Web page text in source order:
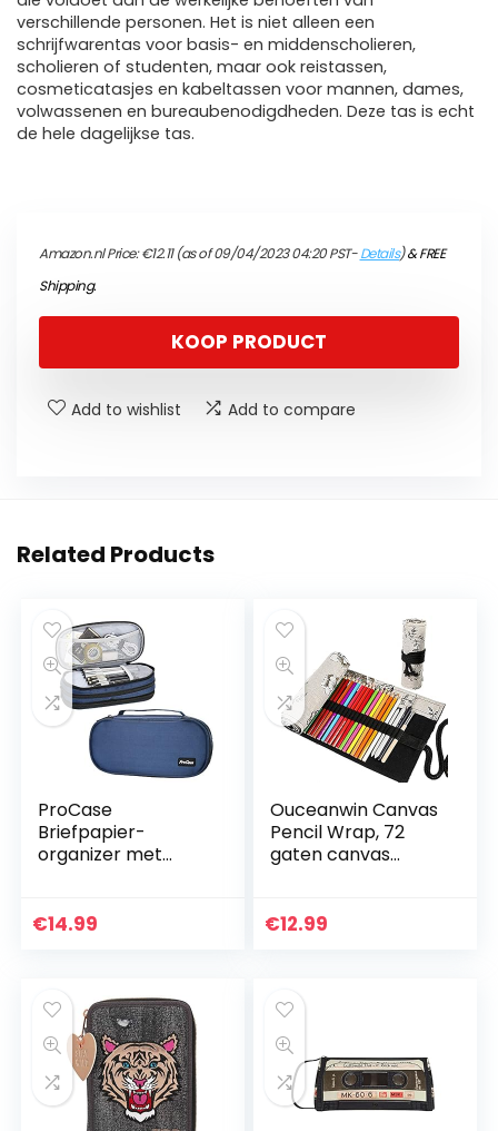
verschillende personen. Het is niet alleen een
schrijfwarentas voor basis- en middenscholieren,
scholieren of studenten, maar ook reistassen,
cosmeticatasjes en kabeltassen voor mannen, dames,
volwassenen en bureaubenodigdheden. Deze tas is echt
de hele dagelijkse tas.
Amazon.nl Price:€12.11(as of 09/04/2023 04:20 PST-Details)&FREE
Shipping.
KOOP PRODUCT
Add to wishlist Add to compare
Related Products
ProCase
Briefpapier-
organizer met
Pennenetui met
voor…
€14.99
Ouceanwin Canvas
Pencil Wrap, 72
gaten canvas
pennenetui etui
€12.99